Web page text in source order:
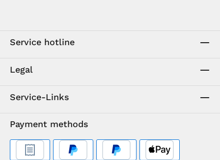
Service hotline
Legal
Service-Links
Payment methods